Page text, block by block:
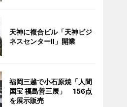
天神に複合ビル「天神ビジ
ネスセンターII」開業
福岡三越で小石原焼「人間
国宝 福島善三展」 156点
を展示販売